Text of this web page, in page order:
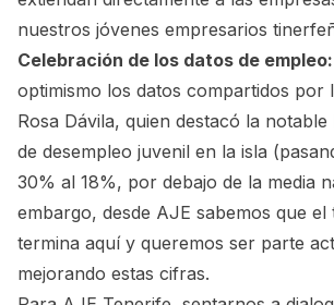
nuestros jóvenes empresarios
Celebración de los datos de empleo:
optimismo los datos compartidos por
Rosa Dávila, quien destacó la notable
de desempleo juvenil en la isla
30% al 18%, por debajo de la media
embargo, desde AJE sabemos que el
termina aquí y queremos ser parte
mejorando estas cifras.